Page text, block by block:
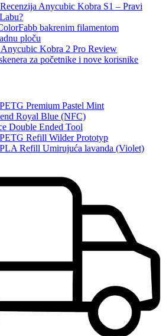
Anycubic Kobra S1 – Pravi
bakrenim filamentom
ploču
Kobra 2 Pro Review
za početnike i nove korisnike
Premium Pastel Mint
Royal Blue (NFC)
Double Ended Tool
Refill Wilder Prototyp
Refill Umirujuća lavanda (Violet)